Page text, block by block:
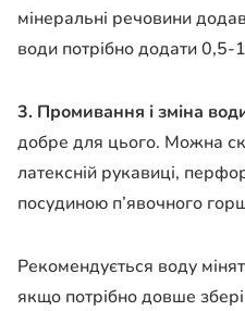
мінеральні речовини
води потрібно додати 0,5-
3. Промивання і зміна
добре для цього. Можна
латексній рукавиці,
посудиною п’явочного
Рекомендується воду
якщо потрібно довше